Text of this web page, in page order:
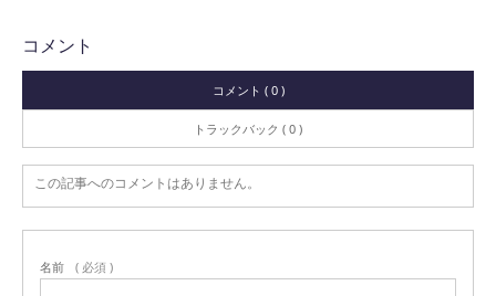
コメント
コメント ( 0 )
トラックバック ( 0 )
この記事へのコメントはありません。
名前 ( 必須 )